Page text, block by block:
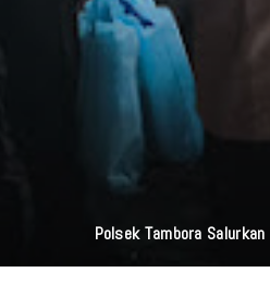
Polsek Tambora